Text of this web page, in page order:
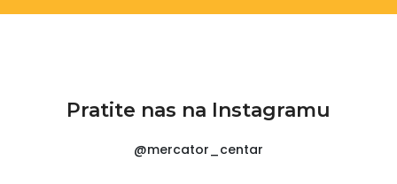
Pratite nas na Instagramu
@mercator_centar